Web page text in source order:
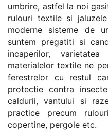
umbrire, astfel la noi
rulouri textile si
moderne sisteme de
suntem pregatiti si
incaperilor,
materialelor textile ne
ferestrelor cu restul
protectie contra
caldurii, vantului si
practice precum
copertine, pergole etc.